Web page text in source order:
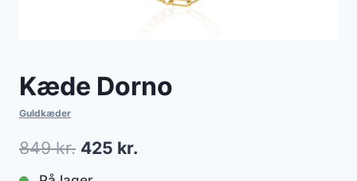
Kæde Dorno
Guldkæder
849kr. Den
oprindelige
425 kr.